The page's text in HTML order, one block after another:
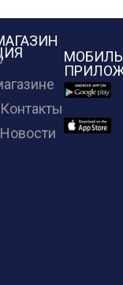
Контакты
Новости